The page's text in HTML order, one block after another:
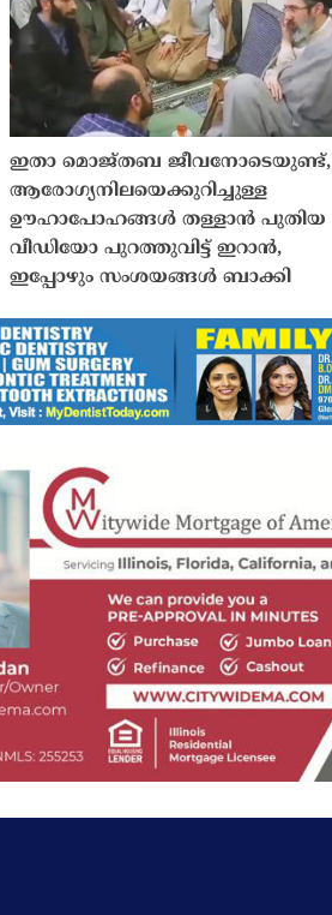
ഇതാ മൊജ്തബ ജീവനോടെയുണ്ട്,
ആരോഗ്യനിലയെക്കുറിച്ചുള്ള
ഊഹാപോഹങ്ങൾ തള്ളാൻ പുതിയ
വീഡിയോ പുറത്തുവിട്ട് ഇറാൻ,
ഇപ്പോഴും സംശയങ്ങൾ ബാക്കി